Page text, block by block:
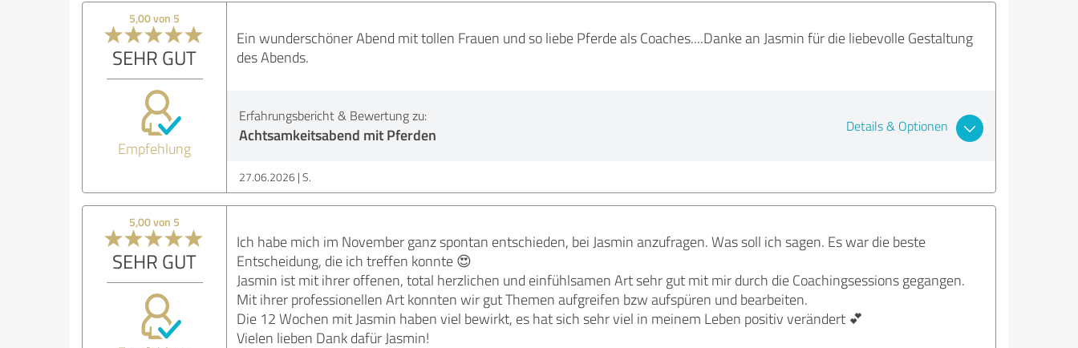
5,00 von 5
SEHR GUT
Empfehlung
Ein wunderschöner Abend mit tollen Frauen und so liebe Pferde als Coaches....Danke an Jasmin für die liebevolle Gestaltung
des Abends.
Erfahrungsbericht & Bewertung zu:
Achtsamkeitsabend mit Pferden Details & Optionen
27.06.2026 S.
5,00 von 5
SEHR GUT
Ich habe mich im November ganz spontan entschieden, bei Jasmin anzufragen. Was soll ich sagen. Es war die beste
Entscheidung, die ich treffen konnte 😍
Jasmin ist mit ihrer offenen, total herzlichen und einfühlsamen Art sehr gut mit mir durch die Coachingsessions gegangen.
Mit ihrer professionellen Art konnten wir gut Themen aufgreifen bzw aufspüren und bearbeiten.
Die 12 Wochen mit Jasmin haben viel bewirkt, es hat sich sehr viel in meinem Leben positiv verändert 💕
Vielen lieben Dank dafür Jasmin!